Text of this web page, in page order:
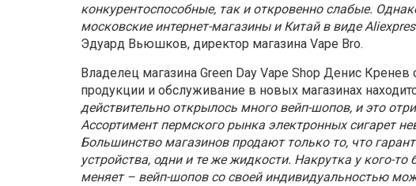
конкурентоспособные, так и откровенно слабые.
московские интернет-магазины и Китай в виде
Эдуард Вьюшков, директор магазина Vape Bro.
Владелец магазина Green Day Vape Shop Денис Кренев
продукции и обслуживание в новых магазинах
действительно открылось много вейп-шопов, и это
Ассортимент пермского рынка электронных сигарет
Большинство магазинов продают только то, что
устройства, одни и те же жидкости. Накрутка у кого-
меняет – вейп-шопов со своей индивидуальностью